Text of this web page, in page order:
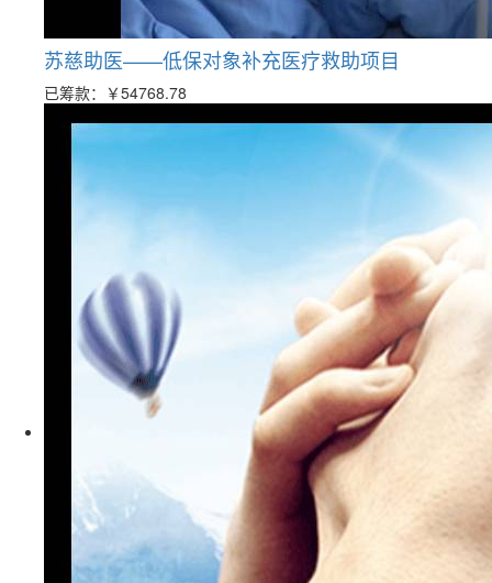
苏慈助医——低保对象补充医疗救助项目
已筹款： ￥54768.78